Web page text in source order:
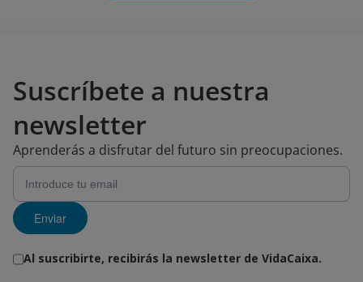
Suscríbete a nuestra
newsletter
Aprenderás a disfrutar del futuro sin preocupaciones.
Enviar
Al suscribirte, recibirás la newsletter de VidaCaixa.